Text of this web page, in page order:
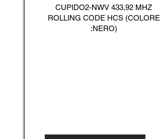
CUPIDO2-NWV 433,92 MHZ
ROLLING CODE HCS (COLORE
:NERO)